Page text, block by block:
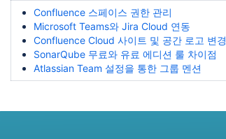
Confluence 스페이스 권한 관리
Microsoft Teams와 Jira Cloud 연동
Confluence Cloud 사이트 및 공간 로고 변경
SonarQube 무료와 유료 에디션 룰 차이점
Atlassian Team 설정을 통한 그룹 멘션